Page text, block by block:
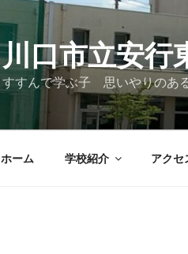
川口市立安行
すすんで学ぶ子 思いやりのあ
ホーム 学校紹介 アクセ